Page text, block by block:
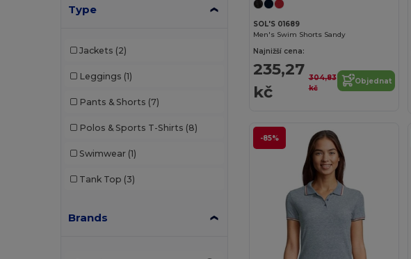
Type
Jackets (2)
Leggings (1)
Pants & Shorts (7)
Polos & Sports T-Shirts (8)
Swimwear (1)
Tank Top (3)
Brands
SOL'S 01689
Men's Swim Shorts Sandy
Najnižší cena:
235,27
kč
304,83
kč
Objednat
-85%